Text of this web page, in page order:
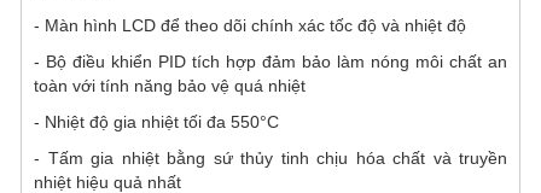
- Màn hình LCD để theo dõi chính xác tốc độ và nhiệt độ
- Bộ điều khiển PID tích hợp đảm bảo làm nóng môi chất an
toàn với tính năng bảo vệ quá nhiệt
- Nhiệt độ gia nhiệt tối đa 550°C
- Tấm gia nhiệt bằng sứ thủy tinh chịu hóa chất và truyền
nhiệt hiệu quả nhất